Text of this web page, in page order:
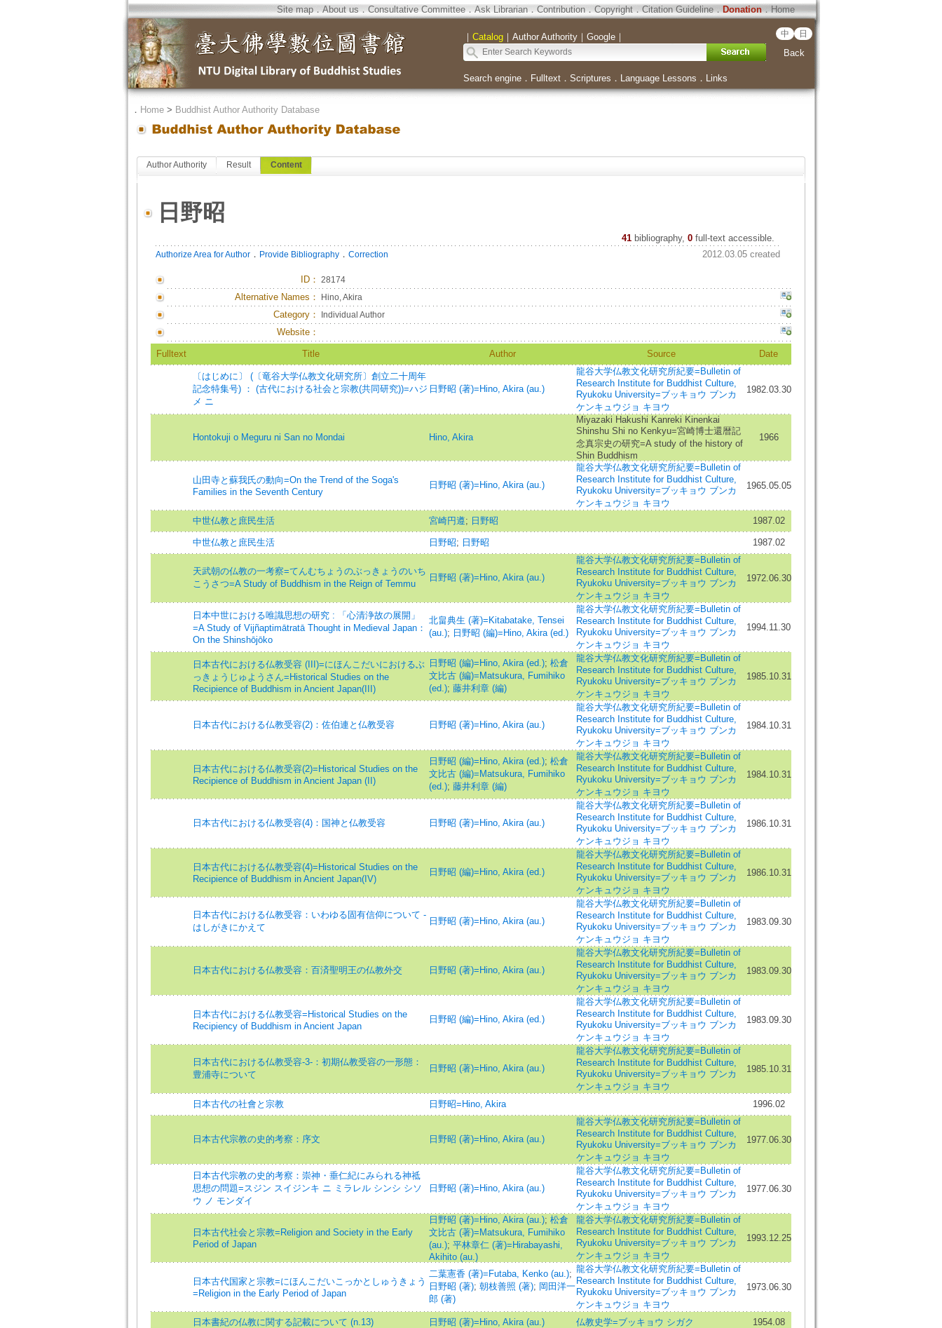
Site map．About us．Consultative Committee．Ask Librarian．Contribution．Copyright．Citation Guideline．Donation．Home
｜ Catalog｜ Author Authority｜ Google｜ 中 日
Back
Search engine． Fulltext． Scriptures ． Language Lessons ． Links
． Home> Buddhist Author Authority Database
Author Authority Result Content
日野昭
41 bibliography, 0full-text accessible.
Authorize Area for Author． Provide Bibliography． Correction 2012.03.05 created
ID： 28174
Alternative Names： Hino, Akira
Category： Individual Author
Website：
Fulltext Title Author Source Date
〔はじめに〕 (〔竜谷大学仏教文化研究所〕創立二十周年
記念特集号) ： (古代における社会と宗教(共同研究))=ハジ
メ ニ
日野昭 (著)=Hino, Akira (au.)
龍谷大学仏教文化研究所紀要=Bulletin of
Research Institute for Buddhist Culture,
Ryukoku University=ブッキョウ ブンカ
ケンキュウジョ キヨウ
1982.03.30
Hontokuji o Meguru ni San no Mondai Hino, Akira
Miyazaki Hakushi Kanreki Kinenkai
Shinshu Shi no Kenkyu=宮崎博士還暦記
念真宗史の研究=A study of the history of
Shin Buddhism
1966
山田寺と蘇我氏の動向=On the Trend of the Soga's
Families in the Seventh Century
日野昭 (著)=Hino, Akira (au.)
龍谷大学仏教文化研究所紀要=Bulletin of
Research Institute for Buddhist Culture,
Ryukoku University=ブッキョウ ブンカ
ケンキュウジョ キヨウ
1965.05.05
中世仏教と庶民生活 宮崎円遵; 日野昭 1987.02
中世仏教と庶民生活 日野昭; 日野昭 1987.02
天武朝の仏教の一考察=てんむちょうのぶっきょうのいち
こうさつ=A Study of Buddhism in the Reign of Temmu
日野昭 (著)=Hino, Akira (au.)
龍谷大学仏教文化研究所紀要=Bulletin of
Research Institute for Buddhist Culture,
Ryukoku University=ブッキョウ ブンカ
ケンキュウジョ キヨウ
1972.06.30
日本中世における唯識思想の研究 : 「心清浄故の展開」
=A Study of Vijñaptimātratā Thought in Medieval Japan：
On the Shinshōjōko
北畠典生 (著)=Kitabatake, Tensei
(au.); 日野昭 (編)=Hino, Akira (ed.)
龍谷大学仏教文化研究所紀要=Bulletin of
Research Institute for Buddhist Culture,
Ryukoku University=ブッキョウ ブンカ
ケンキュウジョ キヨウ
1994.11.30
日本古代における仏教受容 (III)=にほんこだいにおけるぶ
っきょうじゅようさん=Historical Studies on the
Recipience of Buddhism in Ancient Japan(III)
日野昭 (編)=Hino, Akira (ed.); 松倉
文比古 (編)=Matsukura, Fumihiko
(ed.); 藤井利章 (編)
龍谷大学仏教文化研究所紀要=Bulletin of
Research Institute for Buddhist Culture,
Ryukoku University=ブッキョウ ブンカ
ケンキュウジョ キヨウ
1985.10.31
日本古代における仏教受容(2)：佐伯連と仏教受容 日野昭 (著)=Hino, Akira (au.)
龍谷大学仏教文化研究所紀要=Bulletin of
Research Institute for Buddhist Culture,
Ryukoku University=ブッキョウ ブンカ
ケンキュウジョ キヨウ
1984.10.31
日本古代における仏教受容(2)=Historical Studies on the
Recipience of Buddhism in Ancient Japan (II)
日野昭 (編)=Hino, Akira (ed.); 松倉
文比古 (編)=Matsukura, Fumihiko
(ed.); 藤井利章 (編)
龍谷大学仏教文化研究所紀要=Bulletin of
Research Institute for Buddhist Culture,
Ryukoku University=ブッキョウ ブンカ
ケンキュウジョ キヨウ
1984.10.31
日本古代における仏教受容(4)：国神と仏教受容 日野昭 (著)=Hino, Akira (au.)
龍谷大学仏教文化研究所紀要=Bulletin of
Research Institute for Buddhist Culture,
Ryukoku University=ブッキョウ ブンカ
ケンキュウジョ キヨウ
1986.10.31
日本古代における仏教受容(4)=Historical Studies on the
Recipience of Buddhism in Ancient Japan(IV)
日野昭 (編)=Hino, Akira (ed.)
龍谷大学仏教文化研究所紀要=Bulletin of
Research Institute for Buddhist Culture,
Ryukoku University=ブッキョウ ブンカ
ケンキュウジョ キヨウ
1986.10.31
日本古代における仏教受容：いわゆる固有信仰について -
はしがきにかえて
日野昭 (著)=Hino, Akira (au.)
龍谷大学仏教文化研究所紀要=Bulletin of
Research Institute for Buddhist Culture,
Ryukoku University=ブッキョウ ブンカ
ケンキュウジョ キヨウ
1983.09.30
日本古代における仏教受容：百済聖明王の仏教外交 日野昭 (著)=Hino, Akira (au.)
龍谷大学仏教文化研究所紀要=Bulletin of
Research Institute for Buddhist Culture,
Ryukoku University=ブッキョウ ブンカ
ケンキュウジョ キヨウ
1983.09.30
日本古代における仏教受容=Historical Studies on the
Recipiency of Buddhism in Ancient Japan
日野昭 (編)=Hino, Akira (ed.)
龍谷大学仏教文化研究所紀要=Bulletin of
Research Institute for Buddhist Culture,
Ryukoku University=ブッキョウ ブンカ
ケンキュウジョ キヨウ
1983.09.30
日本古代における仏教受容-3-：初期仏教受容の一形態：
豊浦寺について
日野昭 (著)=Hino, Akira (au.)
龍谷大学仏教文化研究所紀要=Bulletin of
Research Institute for Buddhist Culture,
Ryukoku University=ブッキョウ ブンカ
ケンキュウジョ キヨウ
1985.10.31
日本古代の社會と宗教 日野昭=Hino, Akira 1996.02
日本古代宗教の史的考察：序文 日野昭 (著)=Hino, Akira (au.)
龍谷大学仏教文化研究所紀要=Bulletin of
Research Institute for Buddhist Culture,
Ryukoku University=ブッキョウ ブンカ
ケンキュウジョ キヨウ
1977.06.30
日本古代宗教の史的考察：崇神・垂仁紀にみられる神祗
思想の問題=スジン スイジンキ ニ ミラレル シンシ シソ
ウ ノ モンダイ
日野昭 (著)=Hino, Akira (au.)
龍谷大学仏教文化研究所紀要=Bulletin of
Research Institute for Buddhist Culture,
Ryukoku University=ブッキョウ ブンカ
ケンキュウジョ キヨウ
1977.06.30
日本古代社会と宗教=Religion and Society in the Early
Period of Japan
日野昭 (著)=Hino, Akira (au.); 松倉
文比古 (著)=Matsukura, Fumihiko
(au.); 平林章仁 (著)=Hirabayashi,
Akihito (au.)
龍谷大学仏教文化研究所紀要=Bulletin of
Research Institute for Buddhist Culture,
Ryukoku University=ブッキョウ ブンカ
ケンキュウジョ キヨウ
1993.12.25
日本古代国家と宗教=にほんこだいこっかとしゅうきょう
=Religion in the Early Period of Japan
二葉憲香 (著)=Futaba, Kenko (au.);
日野昭 (著); 朝枝善照 (著); 岡田洋一
郎 (著)
龍谷大学仏教文化研究所紀要=Bulletin of
Research Institute for Buddhist Culture,
Ryukoku University=ブッキョウ ブンカ
ケンキュウジョ キヨウ
1973.06.30
日本書紀の仏教に関する記載について (n.13) 日野昭 (著)=Hino, Akira (au.) 仏教史学=ブッキョウ シガク 1954.08